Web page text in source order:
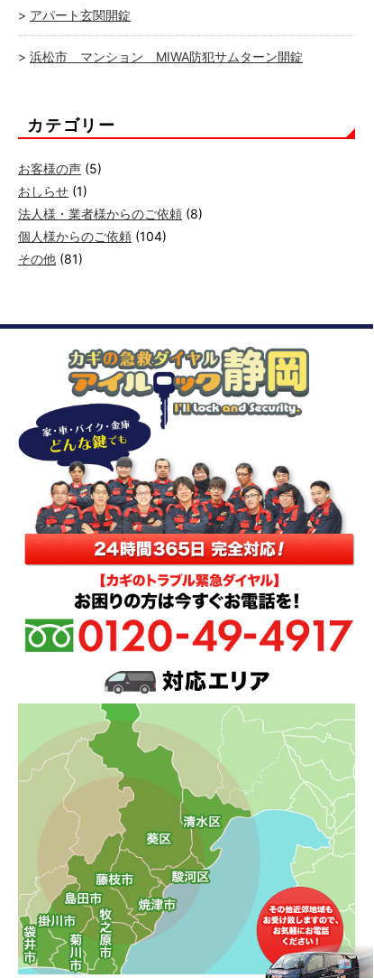
アパート玄関開錠
浜松市 マンション MIWA防犯サムターン開錠
カテゴリー
お客様の声 (5)
おしらせ (1)
法人様・業者様からのご依頼 (8)
個人様からのご依頼 (104)
その他 (81)